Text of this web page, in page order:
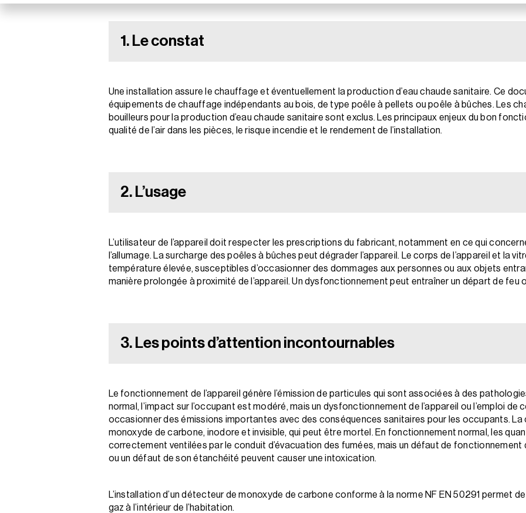
1. Le constat
Une installation assure le chauffage et éventuellement la production d’eau chaude sanitaire. Ce
équipements de chauffage indépendants au bois, de type poêle à pellets ou poêle à bûches. Les
bouilleurs pour la production d’eau chaude sanitaire sont exclus. Les principaux enjeux du bon
qualité de l’air dans les pièces, le risque incendie et le rendement de l’installation.
2. L’usage
L’utilisateur de l’appareil doit respecter les prescriptions du fabricant, notamment en ce qui
l’allumage. La surcharge des poêles à bûches peut dégrader l’appareil. Le corps de l’appareil et la
température élevée, susceptibles d’occasionner des dommages aux personnes ou aux objets
manière prolongée à proximité de l’appareil. Un dysfonctionnement peut entraîner un départ de feu
3. Les points d’attention incontournables
Le fonctionnement de l’appareil génère l’émission de particules qui sont associées à des
normal, l’impact sur l’occupant est modéré, mais un dysfonctionnement de l’appareil ou l’emploi
occasionner des émissions importantes avec des conséquences sanitaires pour les occupants. La
monoxyde de carbone, inodore et invisible, qui peut être mortel. En fonctionnement normal, les
correctement ventilées par le conduit d’évacuation des fumées, mais un défaut de fonctionnement
ou un défaut de son étanchéité peuvent causer une intoxication.
L’installation d’un détecteur de monoxyde de carbone conforme à la norme NF EN 50291 permet
gaz à l’intérieur de l’habitation.